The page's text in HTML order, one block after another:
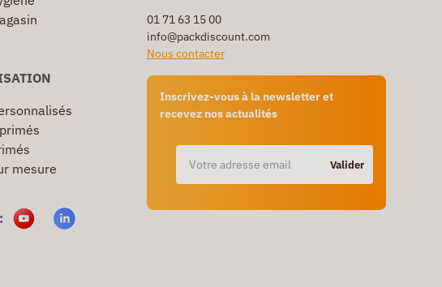
01 71 63 15 00
info@packdiscount.com
Nous contacter
Inscrivez-vous à la newsletter et
recevez nos actualités
Valider
mesure